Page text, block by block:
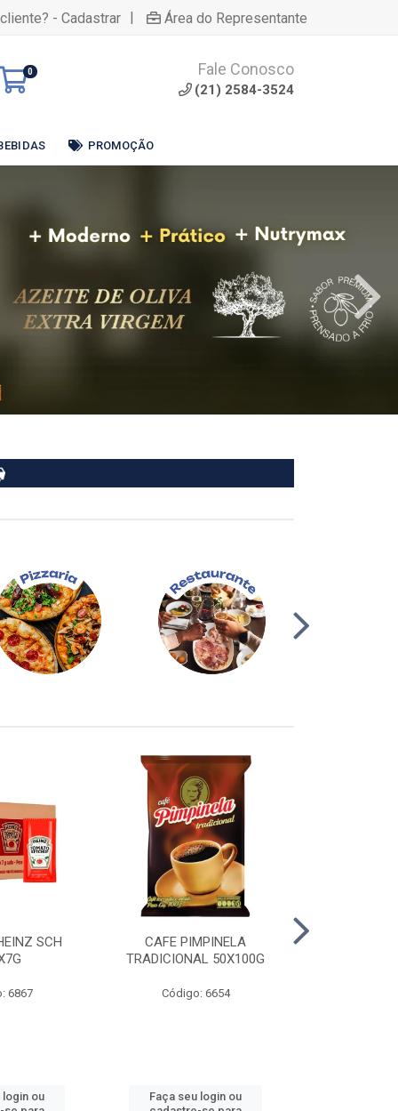
- Cadastrar | Área do Representante
0 Fale Conosco
(21) 2584-3524
PROMOÇÃO
SCH
6867
login ou
CAFE PIMPINELA
TRADICIONAL 50X100G
Código: 6654
Faça seu login ou